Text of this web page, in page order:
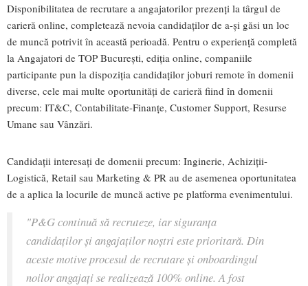
Disponibilitatea de recrutare a angajatorilor prezenți la târgul de
carieră online, completează nevoia candidaților de a-și găsi un loc
de muncă potrivit în această perioadă. Pentru o experiență completă
la Angajatori de TOP București, ediția online, companiile
participante pun la dispoziția candidaților joburi remote în domenii
diverse, cele mai multe oportunități de carieră fiind în domenii
precum: IT&C, Contabilitate-Finanțe, Customer Support, Resurse
Umane sau Vânzări.
Candidații interesați de domenii precum: Inginerie, Achiziții-
Logistică, Retail sau Marketing & PR au de asemenea oportunitatea
de a aplica la locurile de muncă active pe platforma evenimentului.
"P&G continuă să recruteze, iar siguranța
candidaților și angajaților noștri este prioritară. Din
aceste motive procesul de recrutare și onboardingul
noilor angajați se realizează 100% online. A fost